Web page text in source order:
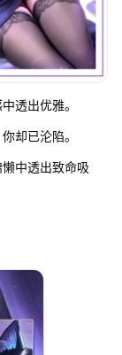
透出优雅。
却已沦陷。
中透出致命吸